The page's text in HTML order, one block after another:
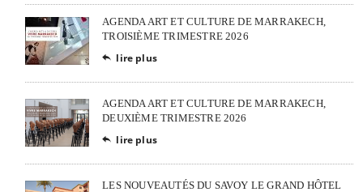
AGENDA ART ET CULTURE DE MARRAKECH,
TROISIÈME TRIMESTRE 2026
 lire plus
AGENDA ART ET CULTURE DE MARRAKECH,
DEUXIÈME TRIMESTRE 2026
 lire plus
LES NOUVEAUTÉS DU SAVOY LE GRAND HÔTEL